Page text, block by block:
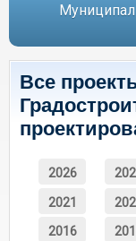
Все
2026
2021
2016